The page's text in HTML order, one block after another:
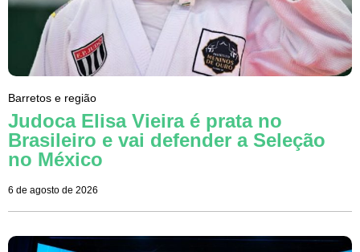
Barretos e região
Judoca Elisa Vieira é prata no
Brasileiro e vai defender a Seleção
no México
6 de agosto de 2026